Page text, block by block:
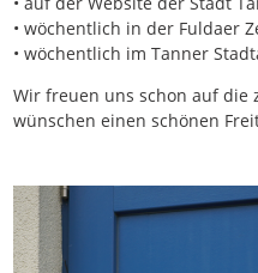
• wöchentlich in der Fuldaer
• wöchentlich im Tanner
Wir freuen uns schon auf die
wünschen einen schönen